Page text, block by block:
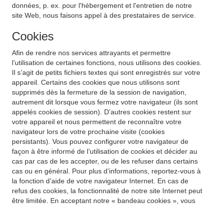
données, p. ex. pour l'hébergement et l'entretien de notre
site Web, nous faisons appel à des prestataires de service.
Cookies
Afin de rendre nos services attrayants et permettre
l’utilisation de certaines fonctions, nous utilisons des cookies.
Il s’agit de petits fichiers textes qui sont enregistrés sur votre
appareil. Certains des cookies que nous utilisons sont
supprimés dès la fermeture de la session de navigation,
autrement dit lorsque vous fermez votre navigateur (ils sont
appelés cookies de session). D’autres cookies restent sur
votre appareil et nous permettent de reconnaître votre
navigateur lors de votre prochaine visite (cookies
persistants). Vous pouvez configurer votre navigateur de
façon à être informé de l’utilisation de cookies et décider au
cas par cas de les accepter, ou de les refuser dans certains
cas ou en général. Pour plus d’informations, reportez-vous à
la fonction d’aide de votre navigateur Internet. En cas de
refus des cookies, la fonctionnalité de notre site Internet peut
être limitée. En acceptant notre « bandeau cookies », vous